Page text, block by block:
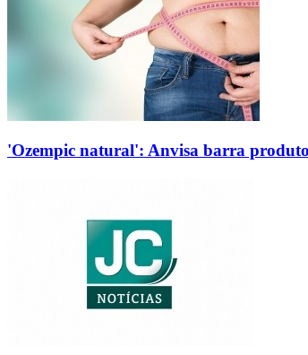
'Ozempic natural': Anvisa barra